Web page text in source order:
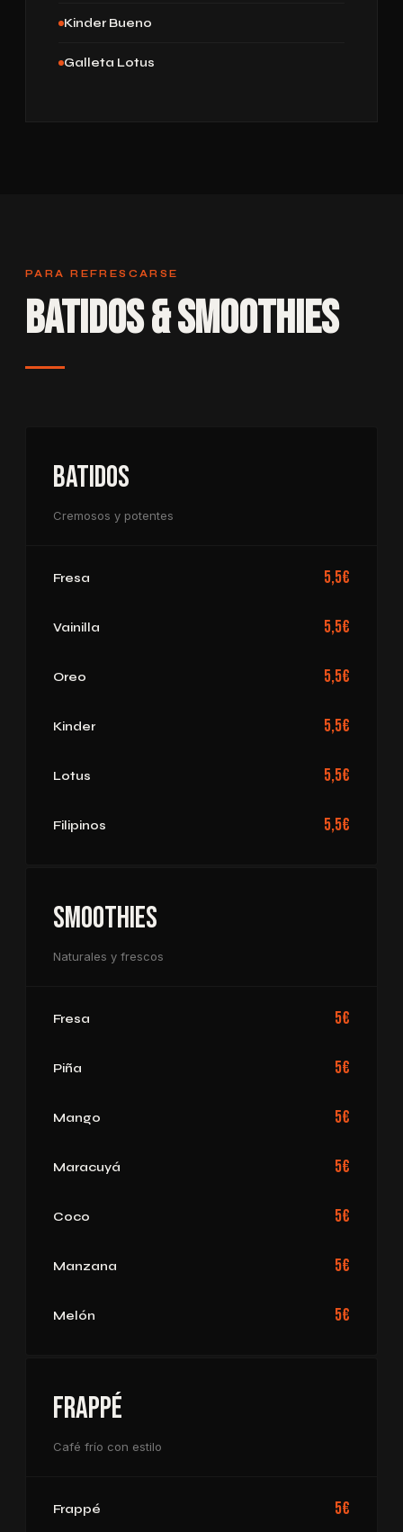
Kinder Bueno
Galleta Lotus
PARA REFRESCARSE
Batidos & Smoothies
Batidos
Cremosos y potentes
Fresa 5,5€
Vainilla 5,5€
Oreo 5,5€
Kinder 5,5€
Lotus 5,5€
Filipinos 5,5€
Smoothies
Naturales y frescos
Fresa 5€
Piña 5€
Mango 5€
Maracuyá 5€
Coco 5€
Manzana 5€
Melón 5€
Frappé
Café frío con estilo
Frappé 5€